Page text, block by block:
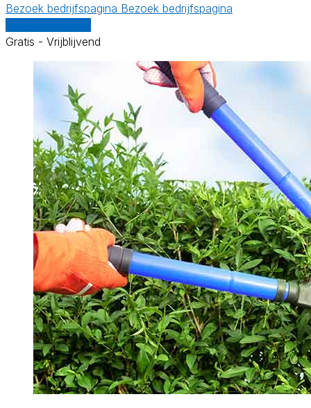
Bezoek bedrijfspagina Bezoek bedrijfspagina
Gratis - Vrijblijvend